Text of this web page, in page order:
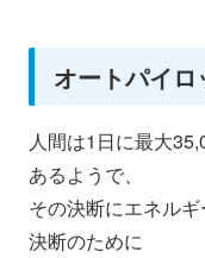
オートパイ
人間は1日に最大35,
あるようで、
その決断にエネルギ
決断のために